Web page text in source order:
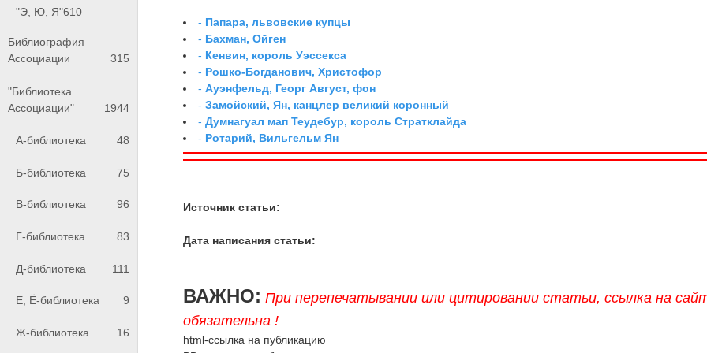
"Э, Ю, Я"610
Библиография
Ассоциации
315
"Библиотека
Ассоциации"
1944
А-библиотека 48
Б-библиотека 75
В-библиотека 96
Г-библиотека 83
Д-библиотека 111
Е, Ё-библиотека 9
Ж-библиотека 16
- Папара, львовские купцы
- Бахман, Ойген
- Кенвин, король Уэссекса
- Рошко-Богданович, Христофор
-Ауэнфельд, Георг Август, фон
-Замойский, Ян, канцлер великий коронный
-Думнагуал мап Теудебур, король Стратклайда
- Ротарий, Вильгельм Ян
Источник статьи:
Дата написания статьи:
ВАЖНО: При перепечатывании или цитировании статьи, ссылка на
обязательна !
html-ссылка на публикацию